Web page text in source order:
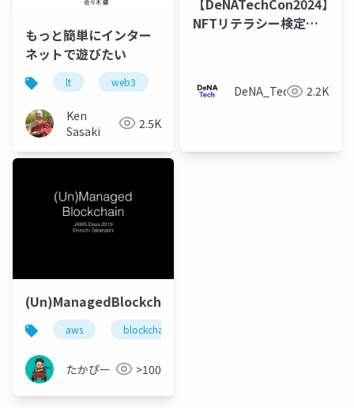
もっと簡単にインター
ネットで遊びたい
lt web3 サーバ
Ken
Sasaki
2.5K
【DeNATechCon2024】
NFTリテラシー検定の
DeNA_Tech 2.2K
(Un)ManagedBlockchain
aws blockchain
たかぴー >100